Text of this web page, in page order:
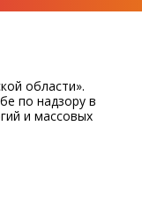
области».
по надзору в
и массовых
решения о
центр